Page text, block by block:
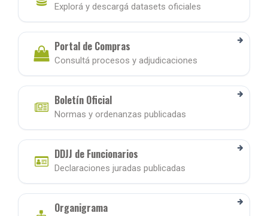
Explorá y descargá datasets oficiales
Portal de Compras
Consultá procesos y adjudicaciones
Boletín Oficial
Normas y ordenanzas publicadas
DDJJ de Funcionarios
Declaraciones juradas publicadas
Organigrama